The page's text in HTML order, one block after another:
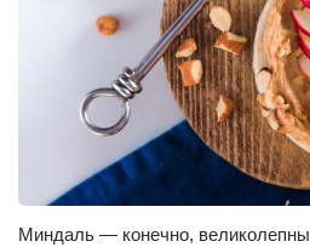
Миндаль — конечно,